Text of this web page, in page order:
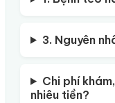
3. Nguyên
Chi phí
nhiêu tiền?